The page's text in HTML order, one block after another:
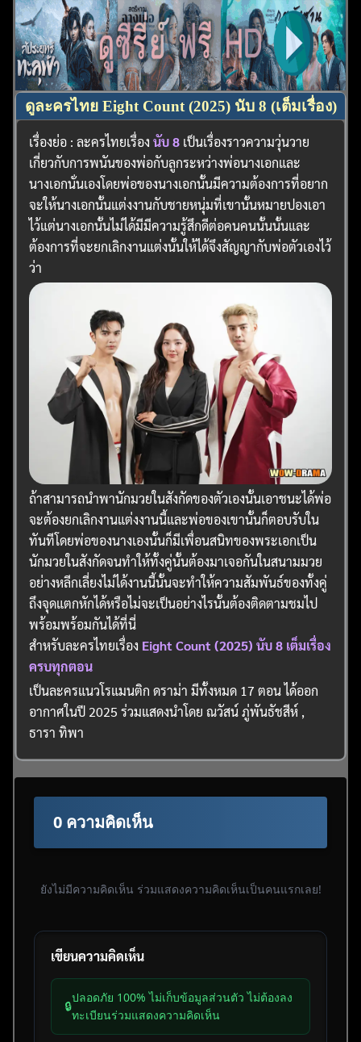
ดูละครไทย Eight Count (2025) นับ 8 (เต็มเรื่อง)
เรื่องย่อ : ละครไทยเรื่องนับ 8 เป็นเรื่องราวความวุ่นวาย
เกี่ยวกับการพนันของพ่อกับลูกระหว่างพ่อนางเอกและ
นางเอกนั่นเองโดยพ่อของนางเอกนั้นมีความต้องการที่อยาก
จะให้นางเอกนั้นแต่งงานกับชายหนุ่มที่เขานั้นหมายปองเอา
ไว้แต่นางเอกนั้นไม่ได้มีมีความรู้สึกดีต่อคนคนนั้นนั้นและ
ต้องการที่จะยกเลิกงานแต่งนั้นให้ได้จึงสัญญากับพ่อตัวเองไว้
ว่า
ถ้าสามารถนำพานักมวยในสังกัดของตัวเองนั้นเอาชนะได้พ่อ
จะต้องยกเลิกงานแต่งงานนี้และพ่อของเขานั้นก็ตอบรับใน
ทันทีโดยพ่อของนางเองนั้นก็มีเพื่อนสนิทของพระเอกเป็น
นักมวยในสังกัดจนทำให้ทั้งคู่นั้นต้องมาเจอกันในสนามมวย
อย่างหลีกเลี่ยงไม่ได้งานนี้นั้นจะทำให้ความสัมพันธ์ของทั้งคู่
ถึงจุดแตกหักได้หรือไม่จะเป็นอย่างไรนั้นต้องติดตามชมไป
พร้อมพร้อมกันได้ที่นี่
สำหรับละครไทยเรื่อง Eight Count (2025) นับ 8 เต็มเรื่อง
ครบทุกตอน
เป็นละครแนวโรแมนติก ดราม่า มีทั้งหมด 17 ตอน ได้ออก
อากาศในปี 2025 ร่วมแสดงนำโดย ณวัสน์ ภู่พันธัชสีห์ ,
ธารา ทิพา
0 ความคิดเห็น
ยังไม่มีความคิดเห็น ร่วมแสดงความคิดเห็นเป็นคนแรกเลย!
เขียนความคิดเห็น
🔒
ปลอดภัย 100% ไม่เก็บข้อมูลส่วนตัว ไม่ต้องลง
ทะเบียนร่วมแสดงความคิดเห็น